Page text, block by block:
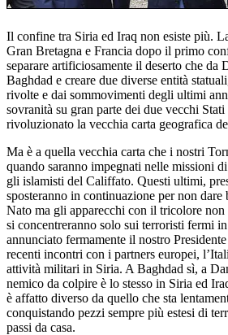
Il confine tra Siria ed Iraq non esiste più.
Gran Bretagna e Francia dopo il primo
separare artificiosamente il deserto che da
Baghdad e creare due diverse entità
rivolte e dai sommovimenti degli ultimi
sovranità su gran parte dei due vecchi
rivoluzionato la vecchia carta geografica
Ma è a quella vecchia carta che i nostri
quando saranno impegnati nelle missioni
gli islamisti del Califfato. Questi ultimi,
sposteranno in continuazione per non dare
Nato ma gli apparecchi con il tricolore non
si concentreranno solo sui terroristi fermi
annunciato fermamente il nostro
recenti incontri con i partners europei,
attività militari in Siria. A Baghdad sì, a
nemico da colpire è lo stesso in Siria ed
è affatto diverso da quello che sta
conquistando pezzi sempre più estesi di
passi da casa.